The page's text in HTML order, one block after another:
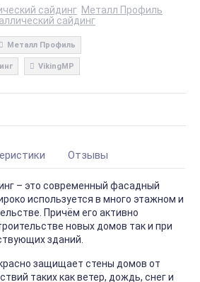
сайдинг Металл Профиль
сайдинг
Металл Профиль
VikingMP
Отзывы
– это современный фасадный
используется в много этажном и
Причём его активно
новых домов так и при
зданий.
защищает стены домов от
таких как ветер, дождь, снег и